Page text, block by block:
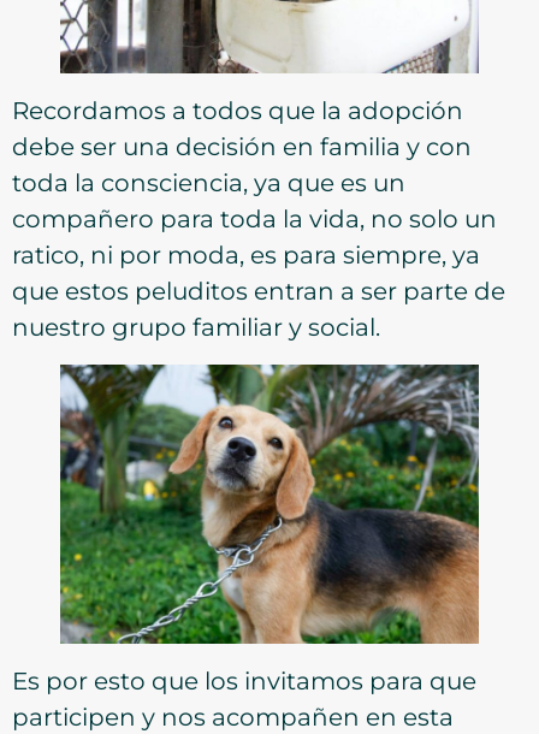
Recordamos a todos que la adopción
debe ser una decisión en familia y con
toda la consciencia, ya que es un
compañero para toda la vida, no solo un
ratico, ni por moda, es para siempre, ya
que estos peluditos entran a ser parte de
nuestro grupo familiar y social.
Es por esto que los invitamos para que
participen y nos acompañen en esta